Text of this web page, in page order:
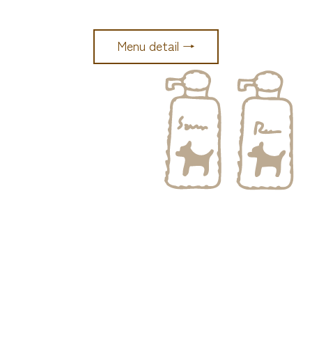
Menu detail →